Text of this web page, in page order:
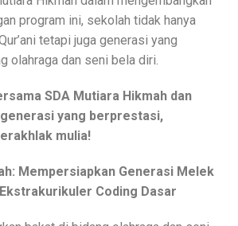
program ini, sekolah tidak hanya
tetapi juga generasi yang
olahraga dan seni bela diri.
SDA Mutiara Hikmah dan
yang berprestasi,
mulia!
Mempersiapkan Generasi Melek
Coding Dasar